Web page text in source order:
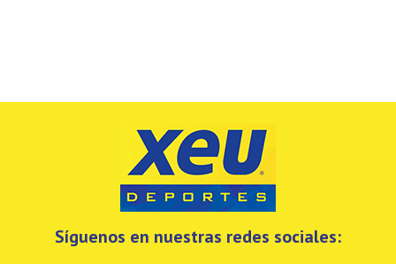
Síguenos en nuestras redes sociales: